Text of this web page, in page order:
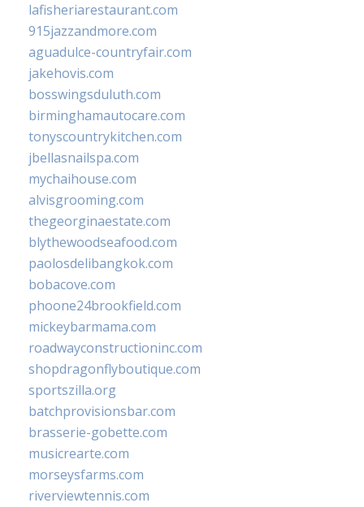
lafisheriarestaurant.com
915jazzandmore.com
aguadulce-countryfair.com
jakehovis.com
bosswingsduluth.com
birminghamautocare.com
tonyscountrykitchen.com
jbellasnailspa.com
mychaihouse.com
alvisgrooming.com
thegeorginaestate.com
blythewoodseafood.com
paolosdelibangkok.com
bobacove.com
phoone24brookfield.com
mickeybarmama.com
roadwayconstructioninc.com
shopdragonflyboutique.com
sportszilla.org
batchprovisionsbar.com
brasserie-gobette.com
musicrearte.com
morseysfarms.com
riverviewtennis.com